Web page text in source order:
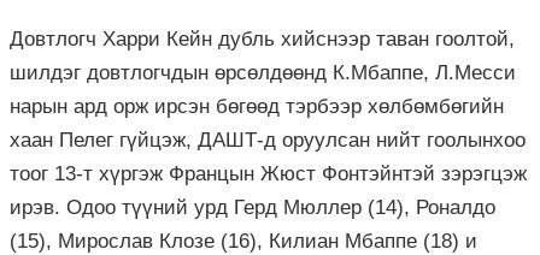
Довтлогч Харри Кейн дубль хийснээр таван гоолтой,
шилдэг довтлогчдын өрсөлдөөнд К.Мбаппе, Л.Месси
нарын ард орж ирсэн бөгөөд тэрбээр хөлбөмбөгийн
хаан Пелег гүйцэж, ДАШТ-д оруулсан нийт гоолынхоо
тоог 13-т хүргэж Францын Жюст Фонтэйнтэй зэрэгцэж
ирэв. Одоо түүний урд Герд Мюллер (14), Роналдо
(15), Мирослав Клозе (16), Килиан Мбаппе (18) и